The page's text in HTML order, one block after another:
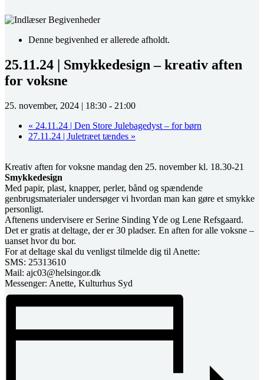
Denne begivenhed er allerede afholdt.
25.11.24 | Smykkedesign – kreativ aften
for voksne
25. november, 2024 | 18:30 - 21:00
« 24.11.24 | Den Store Julebagedyst – for børn
27.11.24 | Juletræet tændes »
Kreativ aften for voksne mandag den 25. november kl. 18.30-21
Smykkedesign
Med papir, plast, knapper, perler, bånd og spændende
genbrugsmaterialer undersøger vi hvordan man kan gøre et smykke
personligt.
Aftenens undervisere er Serine Sinding Yde og Lene Refsgaard.
Det er gratis at deltage, der er 30 pladser. En aften for alle voksne –
uanset hvor du bor.
For at deltage skal du venligst tilmelde dig til Anette:
SMS: 25313610
Mail: ajc03@helsingor.dk
Messenger: Anette, Kulturhus Syd